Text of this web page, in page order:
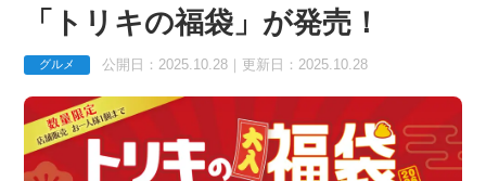
「トリキの福袋」が発売！
グルメ 公開日：2025.10.28｜更新日：2025.10.28